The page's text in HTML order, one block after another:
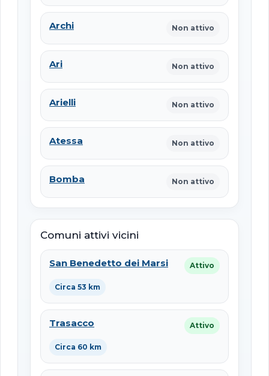
Archi Non attivo
Ari Non attivo
Arielli Non attivo
Atessa Non attivo
Bomba Non attivo
Comuni attivi vicini
San Benedetto dei Marsi Attivo
Circa 53 km
Trasacco Attivo
Circa 60 km